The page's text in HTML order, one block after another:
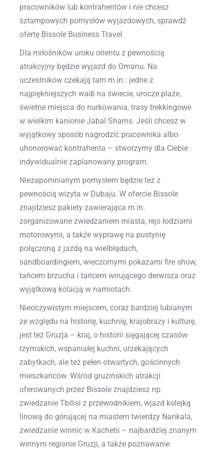
pracowników lub kontrahentów i nie chcesz
sztampowych pomysłów wyjazdowych, sprawdź
ofertę Bissole Business Travel.
Dla miłośników uroku orientu z pewnością
atrakcyjny będzie wyjazd do Omanu. Na
uczestników czekają tam m.in.: jedne z
najpiękniejszych wadi na świecie, urocze plaże,
świetne miejsca do nurkowania, trasy trekkingowe
w wielkim kanionie Jabal Shams. Jeśli chcesz w
wyjątkowy sposób nagrodzić pracownika albo
uhonorować kontrahenta – stworzymy dla Ciebie
indywidualnie zaplanowany program.
Niezapomnianym pomysłem będzie też z
pewnością wizyta w Dubaju. W ofercie Bissole
znajdziesz pakiety zawierająca m.in.
zorganizowane zwiedzaniem miasta, rejs łodziami
motorowymi, a także wyprawę na pustynię
połączoną z jazdą na wielbłądach,
sandboardingiem, wieczornymi pokazami fire show,
tańcem brzucha i tańcem wirującego derwisza oraz
wyjątkową kolacją w namiotach.
Nieoczywistym miejscem, coraz bardziej lubianym
ze względu na historię, kuchnię, krajobrazy i kulturę,
jest też Gruzja – kraj, o historii sięgającej czasów
rzymskich, wspaniałej kuchni, urzekających
zabytkach, ale też pełen otwartych, gościnnych
mieszkańców. Wśród gruzińskich atrakcji
oferowanych przez Bissole znajdziesz np.
zwiedzanie Tbilisi z przewodnikiem, wjazd kolejką
linową do górującej na miastem twierdzy Narikala,
zwiedzanie winnic w Kachetii – najbardziej znanym
winnym regionie Gruzji, a także poznawanie